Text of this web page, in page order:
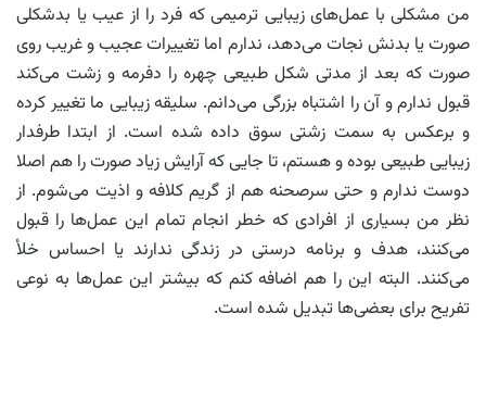
من مشکلی با عمل‌های زیبایی ترمیمی که فرد را از عیب یا بدشکلی
صورت یا بدنش نجات می‌دهد، ندارم اما تغییرات عجیب و غریب روی
صورت که بعد از مدتی شکل طبیعی چهره را دفرمه و زشت می‌کند
قبول ندارم و آن را اشتباه بزرگی می‌دانم. سلیقه زیبایی ما تغییر کرده
و برعکس به سمت زشتی سوق داده شده است. از ابتدا طرفدار
زیبایی طبیعی بوده و هستم، تا جایی که آرایش زیاد صورت را هم اصلا
دوست ندارم و حتی سرصحنه هم از گریم کلافه و اذیت می‌شوم. از
نظر من بسیاری از افرادی که خطر انجام تمام این عمل‌ها را قبول
می‌کنند، هدف و برنامه درستی در زندگی ندارند یا احساس خلأ
می‌کنند. البته این را هم اضافه کنم که بیشتر این عمل‌ها به نوعی
تفریح برای بعضی‌ها تبدیل شده است.